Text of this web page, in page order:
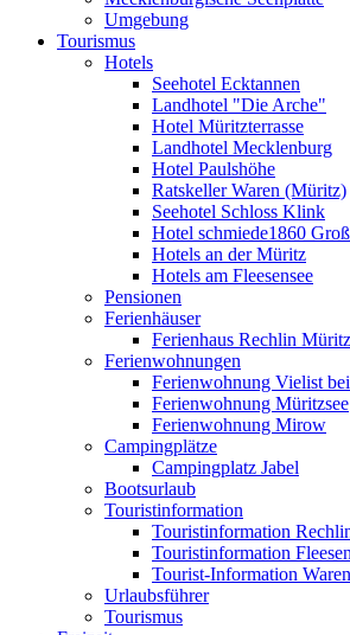
Umgebung
Tourismus
Hotels
Seehotel Ecktannen
Landhotel "Die Arche"
Hotel Müritzterrasse
Landhotel Mecklenburg
Hotel Paulshöhe
Ratskeller Waren (Müritz)
Seehotel Schloss Klink
Hotel schmiede1860
Hotels an der Müritz
Hotels am Fleesensee
Pensionen
Ferienhäuser
Ferienhaus Rechlin Müritz
Ferienwohnungen
Ferienwohnung Vielist
Ferienwohnung Müritzsee
Ferienwohnung Mirow
Campingplätze
Campingplatz Jabel
Bootsurlaub
Touristinformation
Touristinformation
Touristinformation
Tourist-Information
Urlaubsführer
Tourismus